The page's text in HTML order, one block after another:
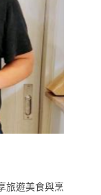
旅遊美食與烹